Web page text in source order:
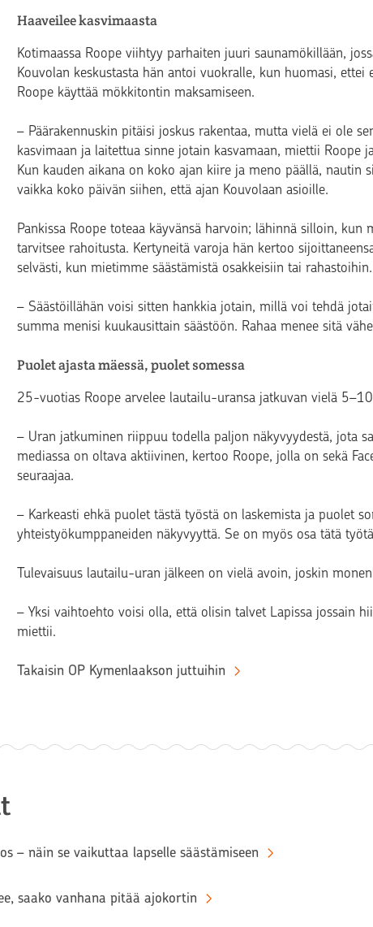
Haaveilee kasvimaasta
Kotimaassa Roope viihtyy parhaiten juuri saunamökillään,
Kouvolan keskustasta hän antoi vuokralle, kun huomasi,
Roope käyttää mökkitontin maksamiseen.
– Päärakennuskin pitäisi joskus rakentaa, mutta vielä ei ole
kasvimaan ja laitettua sinne jotain kasvamaan, miettii Roope
Kun kauden aikana on koko ajan kiire ja meno päällä, nautin
vaikka koko päivän siihen, että ajan Kouvolaan asioille.
Pankissa Roope toteaa käyvänsä harvoin; lähinnä silloin, kun
tarvitsee rahoitusta. Kertyneitä varoja hän kertoo
selvästi, kun mietimme säästämistä osakkeisiin tai rahastoihin.
– Säästöillähän voisi sitten hankkia jotain, millä voi tehdä
summa menisi kuukausittain säästöön. Rahaa menee sitä
Puolet ajasta mäessä, puolet somessa
25-vuotias Roope arvelee lautailu-uransa jatkuvan vielä
– Uran jatkuminen riippuu todella paljon näkyvyydestä, jota
mediassa on oltava aktiivinen, kertoo Roope, jolla on sekä
seuraajaa.
– Karkeasti ehkä puolet tästä työstä on laskemista ja puolet
yhteistyökumppaneiden näkyvyyttä. Se on myös osa tätä
Tulevaisuus lautailu-uran jälkeen on vielä avoin, joskin
– Yksi vaihtoehto voisi olla, että olisin talvet Lapissa jossain
miettii.
Takaisin OP Kymenlaakson juttuihin
– näin se vaikuttaa lapselle säästämiseen
saako vanhana pitää ajokortin